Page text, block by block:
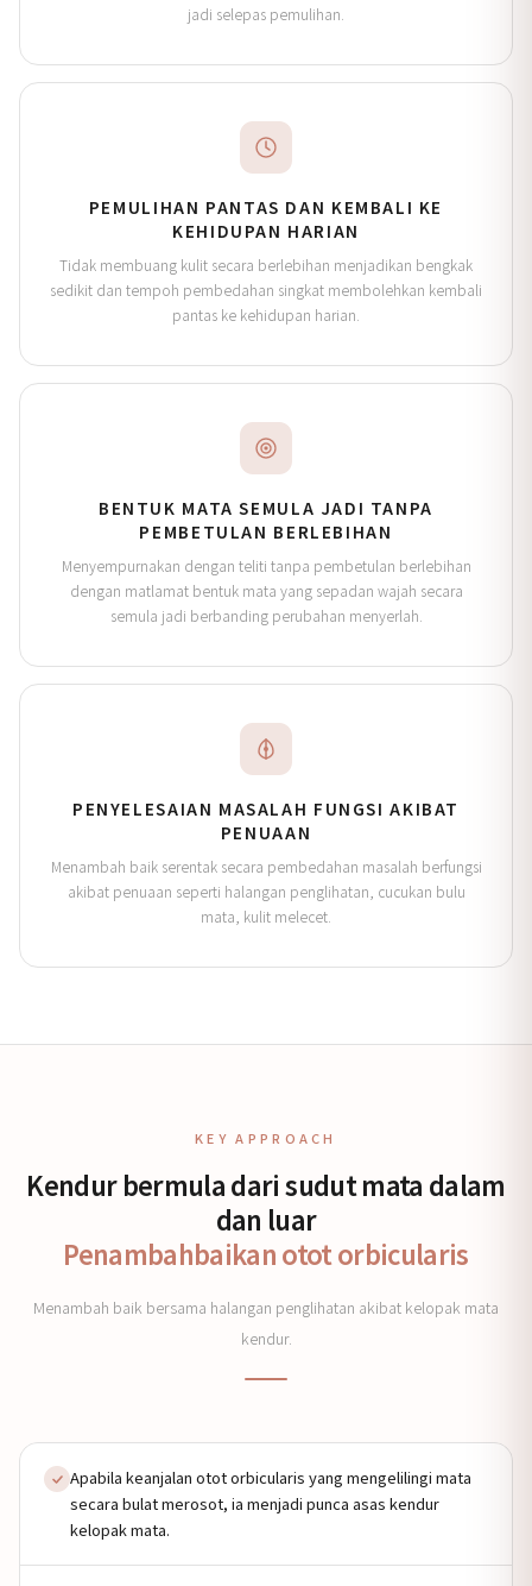
jadi selepas pemulihan.
PEMULIHAN PANTAS DAN KEMBALI KE
KEHIDUPAN HARIAN
Tidak membuang kulit secara berlebihan menjadikan bengkak
sedikit dan tempoh pembedahan singkat membolehkan kembali
pantas ke kehidupan harian.
BENTUK MATA SEMULA JADI TANPA
PEMBETULAN BERLEBIHAN
Menyempurnakan dengan teliti tanpa pembetulan berlebihan
dengan matlamat bentuk mata yang sepadan wajah secara
semula jadi berbanding perubahan menyerlah.
PENYELESAIAN MASALAH FUNGSI AKIBAT
PENUAAN
Menambah baik serentak secara pembedahan masalah berfungsi
akibat penuaan seperti halangan penglihatan, cucukan bulu
mata, kulit melecet.
KEY APPROACH
Kendur bermula dari sudut mata dalam
dan luar
Penambahbaikan otot orbicularis
Menambah baik bersama halangan penglihatan akibat kelopak mata
kendur.
Apabila keanjalan otot orbicularis yang mengelilingi mata
secara bulat merosot, ia menjadi punca asas kendur
kelopak mata.